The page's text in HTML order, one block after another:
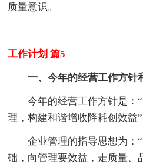
质量意识。
工作计划 篇5
一、今年的经营工作方针
今年的经营工作方针是：“
理，构建和谐增收降耗创效益”
企业管理的指导思想为：“
础，向管理要效益，走质量、